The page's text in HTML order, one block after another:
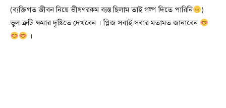
(ব্যক্তিগত জীবন নিয়ে ভীষণরকম ব্যস্ত ছিলাম তাই গল্প দিতে পারিনি
)
ভুল ত্রুটি ক্ষমার দৃষ্টিতে দেখবেন । প্লিজ সবাই সবার মতামত জানাবেন
।